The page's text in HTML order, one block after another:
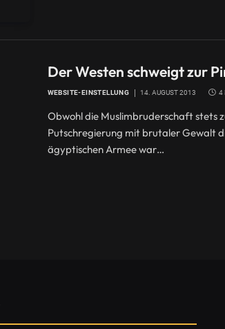
Der Westen schweigt zur
WEBSITE-EINSTELLUNG 14. AUGUST 2013 4
Obwohl die Muslimbruderschaft stets
Putschregierung mit brutaler Gewalt
ägyptischen Armee war…